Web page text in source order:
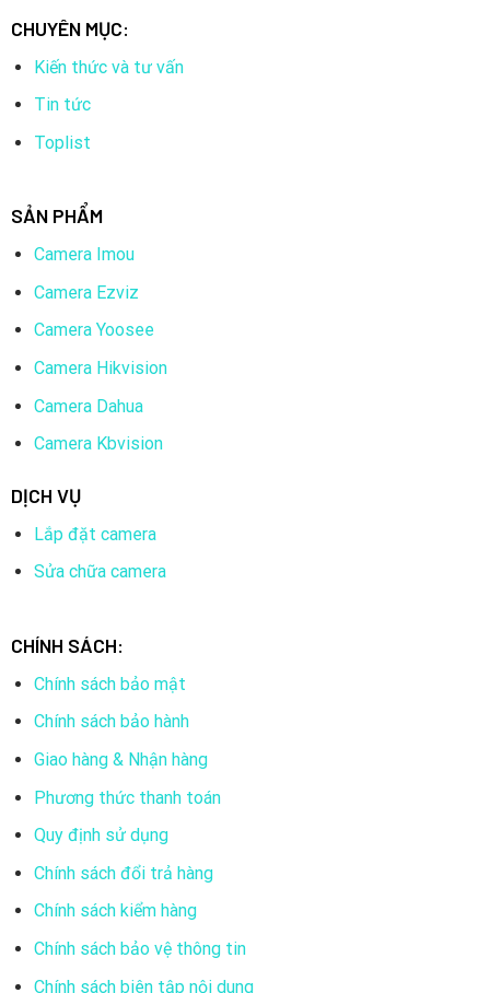
CHUYÊN MỤC:
Kiến thức và tư vấn
Tin tức
Toplist
SẢN PHẨM
Camera Imou
Camera Ezviz
Camera Yoosee
Camera Hikvision
Camera Dahua
Camera Kbvision
DỊCH VỤ
Lắp đặt camera
Sửa chữa camera
CHÍNH SÁCH:
Chính sách bảo mật
Chính sách bảo hành
Giao hàng & Nhận hàng
Phương thức thanh toán
Quy định sử dụng
Chính sách đổi trả hàng
Chính sách kiểm hàng
Chính sách bảo vệ thông tin
Chính sách biên tập nội dung